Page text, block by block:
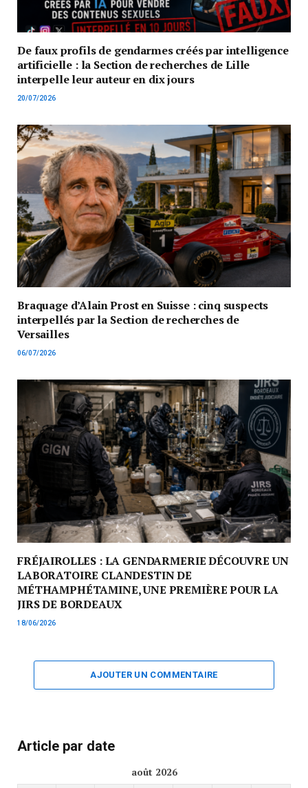
De faux profils de gendarmes créés par intelligence
artificielle : la Section de recherches de Lille
interpelle leur auteur en dix jours
20/07/2026
Braquage d’Alain Prost en Suisse : cinq suspects
interpellés par la Section de recherches de
Versailles
06/07/2026
FRÉJAIROLLES : LA GENDARMERIE DÉCOUVRE UN
LABORATOIRE CLANDESTIN DE
MÉTHAMPHÉTAMINE, UNE PREMIÈRE POUR LA
JIRS DE BORDEAUX
18/06/2026
AJOUTER UN COMMENTAIRE
Article par date
août 2026